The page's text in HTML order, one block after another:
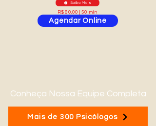
Saiba Mais
Agendar Online
R$ 80,00 | 50 min
Mais de 300 Psicólogos
Conheça Nossa Equipe Completa